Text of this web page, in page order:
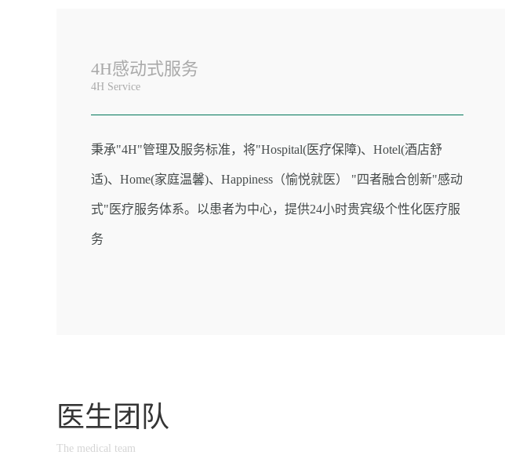
4H感动式服务
4H Service
秉承"4H"管理及服务标准，将"Hospital(医疗保障)、Hotel(酒店舒
适)、Home(家庭温馨)、Happiness（愉悦就医） "四者融合创新"感动
式"医疗服务体系。以患者为中心，提供24小时贵宾级个性化医疗服
务
医生团队
The medical team